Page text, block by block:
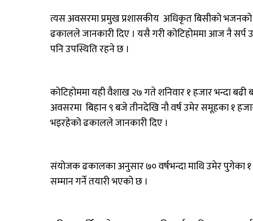
त्यस अवसरमा प्रमुख प्रशासकीय अधिकृत बिसीको भजनको
ढकालले जानकारी दिए । यसै गरी कोटिहोममा आज नै सर्प
पनि उपस्थिति रहने छ ।
कोटिहोममा यही वैशाख २७ गते शनिवार १ हजार भन्दा
अवसरमा बिहान ९ बजे तीनदेखि नौ वर्ष उमेर समूहका १
भइरहेको ढकालले जानकारी दिए ।
संयोजक ढकालका अनुसार ७० वर्षभन्दा माथि उमेर पुगेका १
सम्मान गर्ने तयारी भएको छ ।